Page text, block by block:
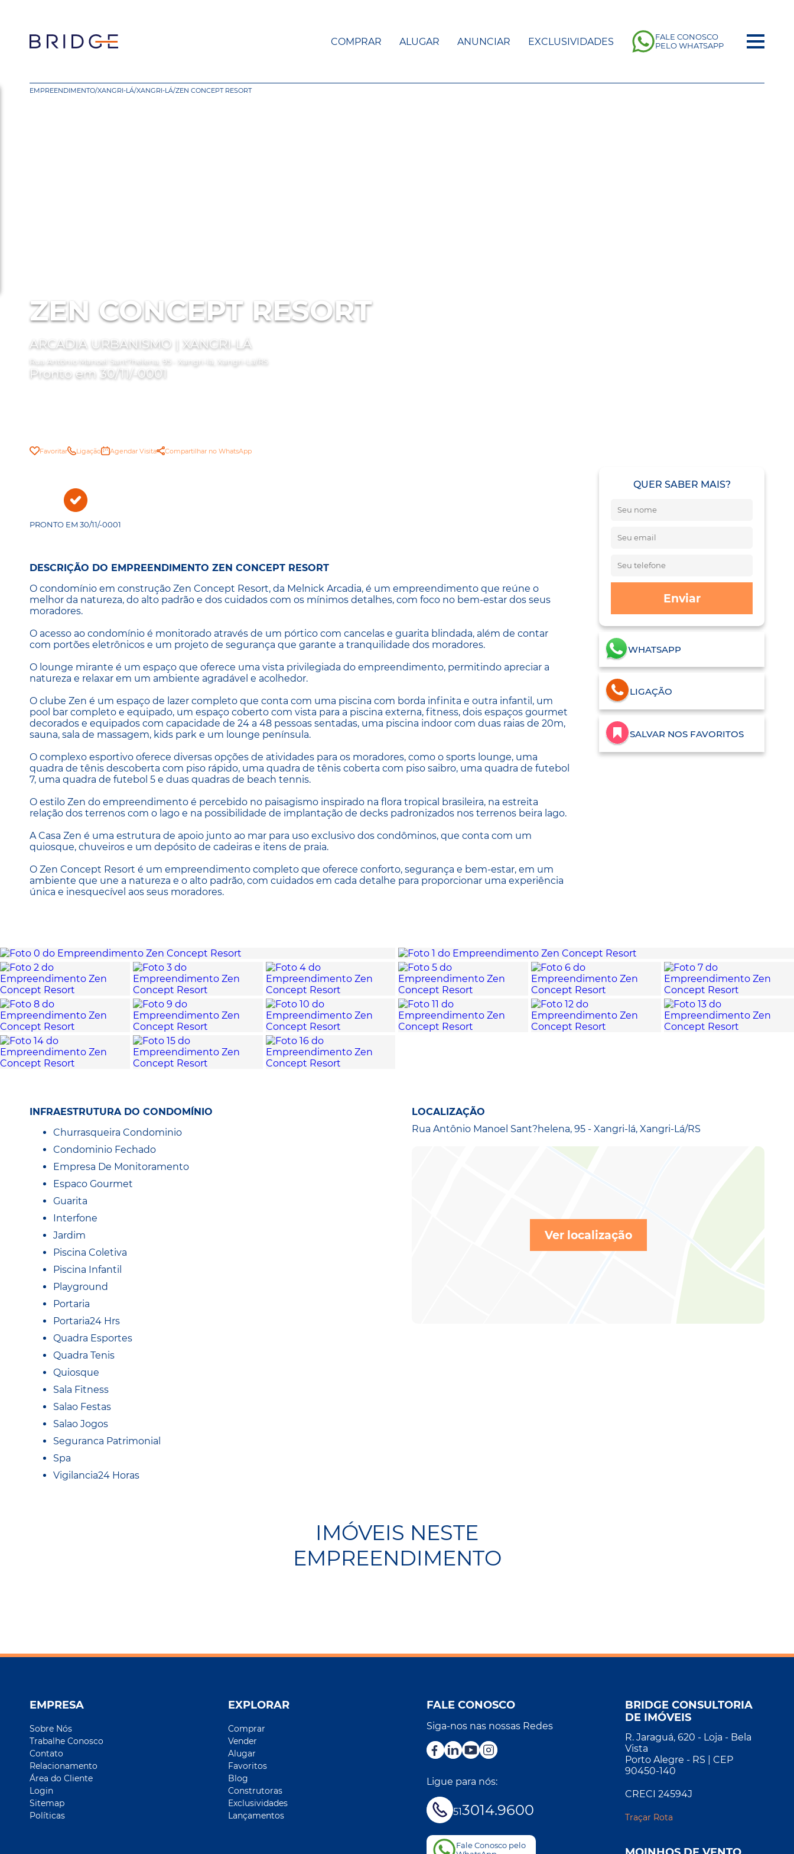
COMPRAR ALUGAR ANUNCIAR EXCLUSIVIDADES
FALE CONOSCO
PELO WHATSAPP
EMPREENDIMENTO/XANGRI-LÁ/XANGRI-LÁ/ZEN CONCEPT RESORT
ZEN CONCEPT RESORT
ARCADIA URBANISMO | XANGRI-LÁ
Rua Antônio Manoel Sant?helena, 95 - Xangri-lá, Xangri-Lá/RS
Pronto em 30/11/-0001
Favoritar Ligação Agendar Visita Compartilhar no WhatsApp
PRONTO EM 30/11/-0001
DESCRIÇÃO DO EMPREENDIMENTO ZEN CONCEPT RESORT
O condomínio em construção Zen Concept Resort, da Melnick Arcadia, é um empreendimento que reúne o
melhor da natureza, do alto padrão e dos cuidados com os mínimos detalhes, com foco no bem-estar dos seus
moradores.
O acesso ao condomínio é monitorado através de um pórtico com cancelas e guarita blindada, além de contar
com portões eletrônicos e um projeto de segurança que garante a tranquilidade dos moradores.
O lounge mirante é um espaço que oferece uma vista privilegiada do empreendimento, permitindo apreciar a
natureza e relaxar em um ambiente agradável e acolhedor.
O clube Zen é um espaço de lazer completo que conta com uma piscina com borda infinita e outra infantil, um
pool bar completo e equipado, um espaço coberto com vista para a piscina externa, fitness, dois espaços gourmet
decorados e equipados com capacidade de 24 a 48 pessoas sentadas, uma piscina indoor com duas raias de 20m,
sauna, sala de massagem, kids park e um lounge península.
O complexo esportivo oferece diversas opções de atividades para os moradores, como o sports lounge, uma
quadra de tênis descoberta com piso rápido, uma quadra de tênis coberta com piso saibro, uma quadra de futebol
7, uma quadra de futebol 5 e duas quadras de beach tennis.
O estilo Zen do empreendimento é percebido no paisagismo inspirado na flora tropical brasileira, na estreita
relação dos terrenos com o lago e na possibilidade de implantação de decks padronizados nos terrenos beira lago.
A Casa Zen é uma estrutura de apoio junto ao mar para uso exclusivo dos condôminos, que conta com um
quiosque, chuveiros e um depósito de cadeiras e itens de praia.
O Zen Concept Resort é um empreendimento completo que oferece conforto, segurança e bem-estar, em um
ambiente que une a natureza e o alto padrão, com cuidados em cada detalhe para proporcionar uma experiência
única e inesquecível aos seus moradores.
QUER SABER MAIS?
Enviar
WHATSAPP
LIGAÇÃO
SALVAR NOS FAVORITOS
INFRAESTRUTURA DO CONDOMÍNIO
Churrasqueira Condominio
Condominio Fechado
Empresa De Monitoramento
Espaco Gourmet
Guarita
Interfone
Jardim
Piscina Coletiva
Piscina Infantil
Playground
Portaria
Portaria24 Hrs
Quadra Esportes
Quadra Tenis
Quiosque
Sala Fitness
Salao Festas
Salao Jogos
Seguranca Patrimonial
Spa
Vigilancia24 Horas
LOCALIZAÇÃO
Rua Antônio Manoel Sant?helena, 95 - Xangri-lá, Xangri-Lá/RS
Ver localização
IMÓVEIS NESTE
EMPREENDIMENTO
EMPRESA
Sobre Nós
Trabalhe Conosco
Contato
Relacionamento
Área do Cliente
Login
Sitemap
Políticas
EXPLORAR
Comprar
Vender
Alugar
Favoritos
Blog
Construtoras
Exclusividades
Lançamentos
FALE CONOSCO
Siga-nos nas nossas Redes
Ligue para nós:
513014.9600
Fale Conosco pelo
BRIDGE CONSULTORIA
DE IMÓVEIS
R. Jaraguá, 620 - Loja - Bela
Vista
Porto Alegre - RS | CEP
90450-140
CRECI 24594J
Traçar Rota